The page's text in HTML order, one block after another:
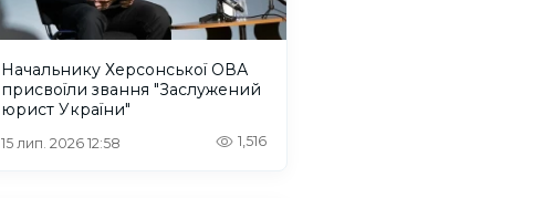
Начальнику Херсонської ОВА
присвоїли звання "Заслужений
юрист України"
15 лип. 2026 12:58 1,516